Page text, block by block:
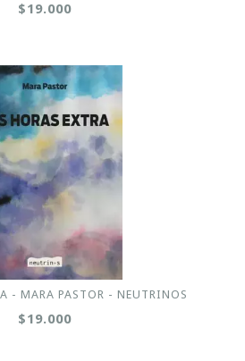
$19.000
- MARA PASTOR - NEUTRINOS
$19.000